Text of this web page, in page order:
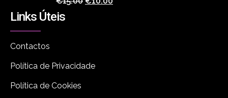
Links Úteis
Contactos
Política de Privacidade
Política de Cookies